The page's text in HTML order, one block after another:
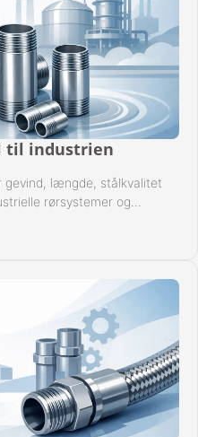
til industrien
længde, stålkvalitet
rørsystemer og